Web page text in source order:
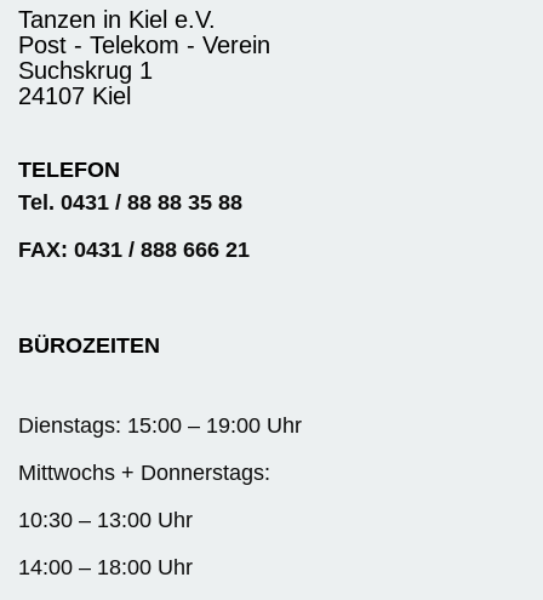
Tanzen in Kiel e.V.
Post - Telekom - Verein
Suchskrug 1
24107 Kiel
TELEFON
Tel. 0431 / 88 88 35 88
FAX: 0431 / 888 666 21
BÜROZEITEN
Dienstags: 15:00 – 19:00 Uhr
Mittwochs + Donnerstags:
10:30 – 13:00 Uhr
14:00 – 18:00 Uhr